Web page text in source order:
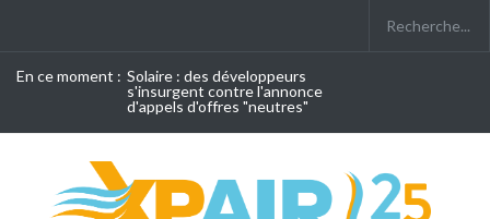
En ce moment : Solaire : des développeurs
s'insurgent contre l'annonce
d'appels d'offres "neutres"